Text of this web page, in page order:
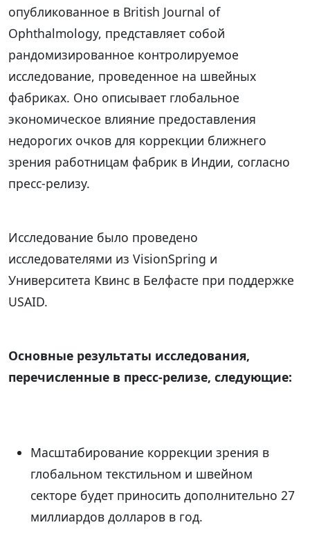
опубликованное в British Journal of
Ophthalmology, представляет собой
рандомизированное контролируемое
исследование, проведенное на швейных
фабриках. Оно описывает глобальное
экономическое влияние предоставления
недорогих очков для коррекции ближнего
зрения работницам фабрик в Индии, согласно
пресс-релизу.
Исследование было проведено
исследователями из VisionSpring и
Университета Квинс в Белфасте при поддержке
USAID.
Основные результаты исследования,
перечисленные в пресс-релизе, следующие:
Масштабирование коррекции зрения в
глобальном текстильном и швейном
секторе будет приносить дополнительно 27
миллиардов долларов в год.